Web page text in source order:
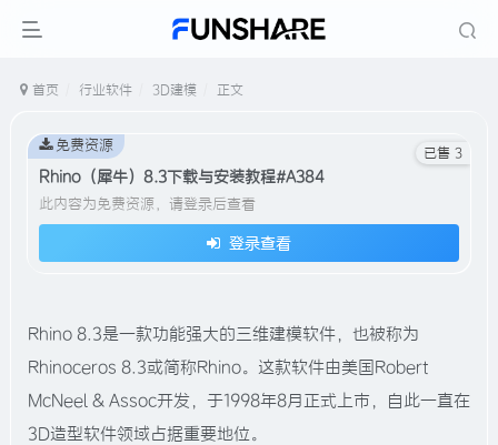
首页 行业软件 3D建模 正文
Rhino（犀牛）8.3下载与安装教程#A384
此内容为免费资源，请登录后查看
登录查看
免费资源 已售 3
Rhino 8.3是一款功能强大的三维建模软件，也被称为
Rhinoceros 8.3或简称Rhino。这款软件由美国Robert
McNeel & Assoc开发，于1998年8月正式上市，自此一直在
3D造型软件领域占据重要地位。